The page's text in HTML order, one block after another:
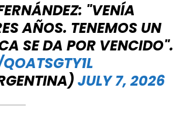
"VENÍA
AÑOS. TENEMOS UN
SE DA POR VENCIDO".
JULY 7, 2026